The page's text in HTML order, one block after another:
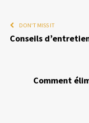
DON'T MISS IT
Conseils
Comment